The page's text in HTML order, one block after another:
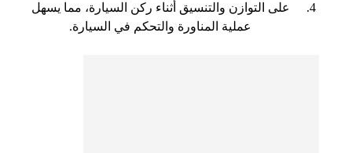
على التوازن والتنسيق أثناء ركن السيارة، مما يسهل
عملية المناورة والتحكم في السيارة.